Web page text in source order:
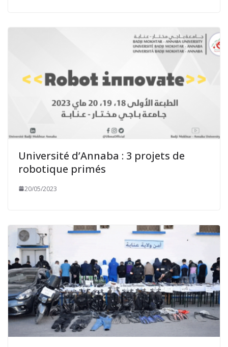
Université d’Annaba : 3 projets de
robotique primés
20/05/2023